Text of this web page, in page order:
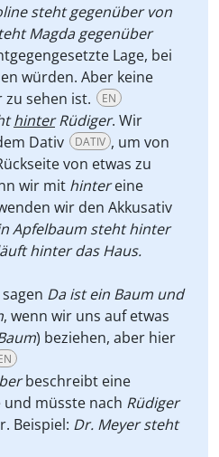
steht gegenüber von
Magda gegenüber
Lage, bei
würden. Aber keine
zu sehen ist.
EN
hinterRüdiger. Wir
Dativ DATIV , um von
von etwas zu
wir mit hintereine
wir den Akkusativ
Apfelbaum steht hinter
hinter das Haus.
Da ist ein Baum und
, wenn wir uns auf etwas
) beziehen, aber hier
beschreibt eine
und müsste nach Rüdiger
Beispiel: Dr. Meyer steht